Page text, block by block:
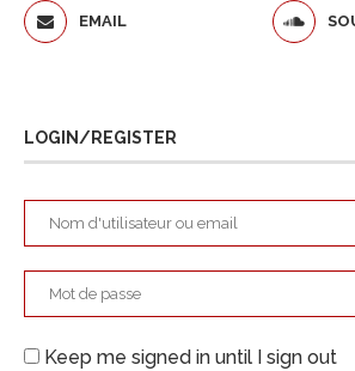
EMAIL
LOGIN/REGISTER
Keep me signed in until I sign out